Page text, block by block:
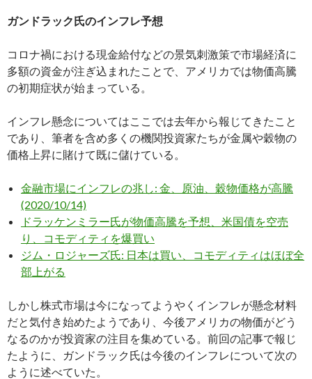
ガンドラック氏のインフレ予想
コロナ禍における現金給付などの景気刺激策で市場経済に
多額の資金が注ぎ込まれたことで、アメリカでは物価高騰
の初期症状が始まっている。
インフレ懸念についてはここでは去年から報じてきたこと
であり、筆者を含め多くの機関投資家たちが金属や穀物の
価格上昇に賭けて既に儲けている。
金融市場にインフレの兆し: 金、原油、穀物価格が高騰
(2020/10/14)
ドラッケンミラー氏が物価高騰を予想、米国債を空売
り、コモディティを爆買い
ジム・ロジャーズ氏: 日本は買い、コモディティはほぼ全
部上がる
しかし株式市場は今になってようやくインフレが懸念材料
だと気付き始めたようであり、今後アメリカの物価がどう
なるのかが投資家の注目を集めている。前回の記事で報じ
たように、ガンドラック氏は今後のインフレについて次の
ように述べていた。